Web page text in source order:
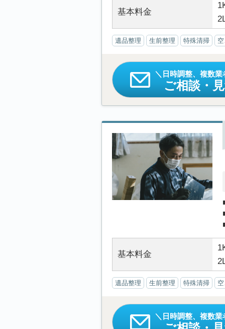
基本料金
遺品整理 生前整理 特殊清掃
日時調整、複数
ご相談・
基本料金
遺品整理 生前整理 特殊清掃
日時調整、複数